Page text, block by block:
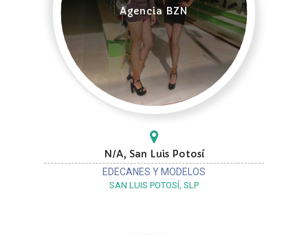
Agencia BZN
N/A, San Luis Potosí
EDECANES Y MODELOS
SAN LUIS POTOSÍ, SLP